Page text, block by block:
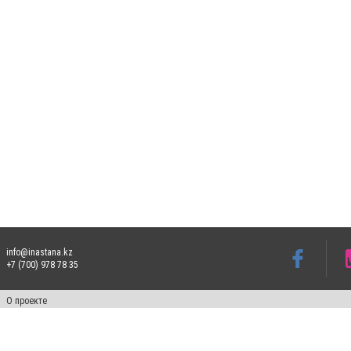
info@inastana.kz
+7 (700) 978 78 35
О проекте